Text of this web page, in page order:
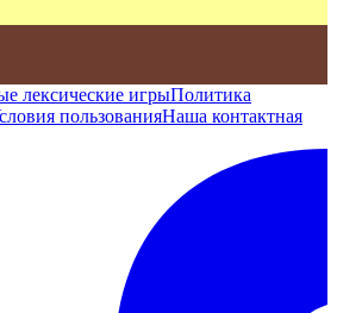
лексические игрыПолитика
пользованияНаша контактная